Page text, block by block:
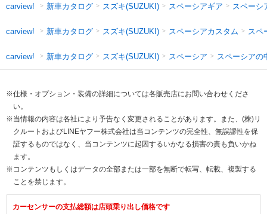
carview! 新車カタログ スズキ(SUZUKI) スペーシアギア スペーシ
carview! 新車カタログ スズキ(SUZUKI) スペーシアカスタム スペ
carview! 新車カタログ スズキ(SUZUKI) スペーシア スペーシアの
※仕様・オプション・装備の詳細については各販売店にお問い合わせくださ
い。
※当情報の内容は各社により予告なく変更されることがあります。また、(株)リ
クルートおよびLINEヤフー株式会社は当コンテンツの完全性、無誤謬性を保
証するものではなく、当コンテンツに起因するいかなる損害の責も負いかね
ます。
※コンテンツもしくはデータの全部または一部を無断で転写、転載、複製する
ことを禁じます。
カーセンサーの支払総額は店頭乗り出し価格です